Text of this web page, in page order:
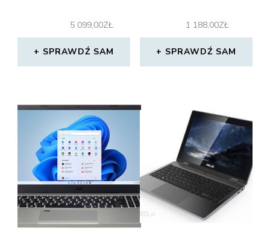
5 099,00ZŁ
SPRAWDŹ SAM
1 188,00ZŁ
SPRAWDŹ SAM